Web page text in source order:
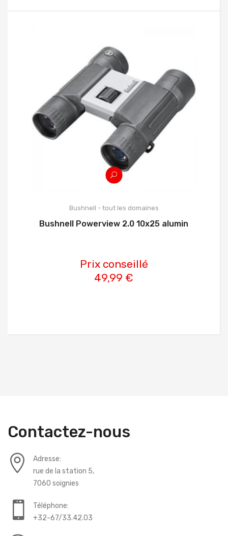
Bushnell - tout les domaines
Bushnell Powerview 2.0 10x25 alumin
Prix conseillé
49,99 €
Contactez-nous
Adresse:
rue de la station 5,
7060 soignies
Téléphone:
+32-67/33.42.03